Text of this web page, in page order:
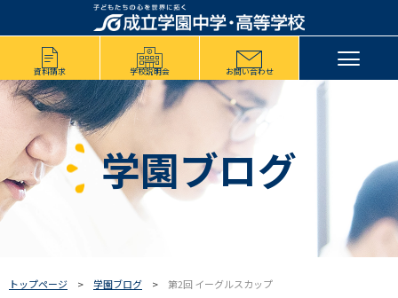
資料請求 学校説明会 お問い合わせ
学園ブログ
トップページ 学園ブログ 第2回 イーグルスカップ